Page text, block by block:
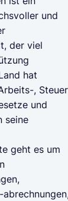
und
der viel
hat
,
und
seine
geht es um